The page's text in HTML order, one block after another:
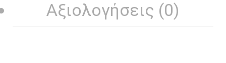
Αξιολογήσεις (0)